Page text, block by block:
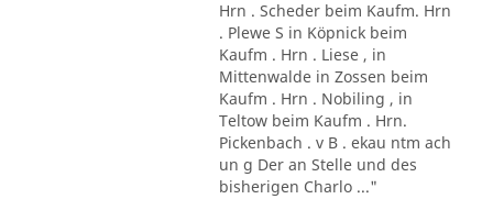
Hrn . Scheder beim Kaufm. Hrn
. Plewe S in Köpnick beim
Kaufm . Hrn . Liese , in
Mittenwalde in Zossen beim
Kaufm . Hrn . Nobiling , in
Teltow beim Kaufm . Hrn.
Pickenbach . v B . ekau ntm ach
un g Der an Stelle und des
bisherigen Charlo ..."